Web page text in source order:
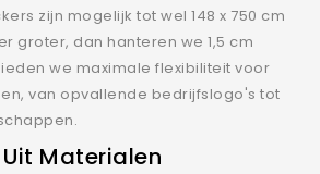
zijn mogelijk tot wel 148 x 750 cm
groter, dan hanteren we 1,5 cm
we maximale flexibiliteit voor
van opvallende bedrijfslogo's tot
Uit Materialen